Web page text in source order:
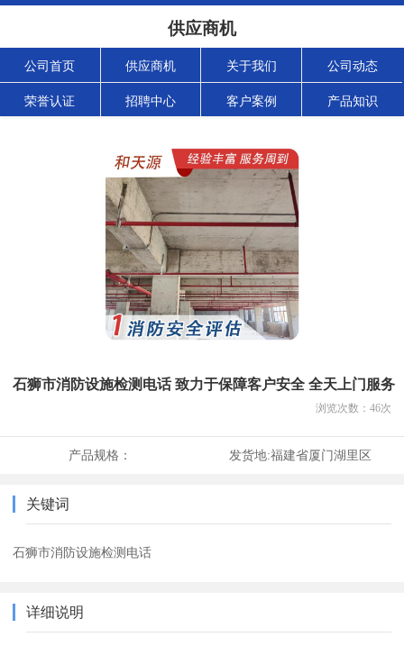
供应商机
公司首页 供应商机 关于我们 公司动态
荣誉认证 招聘中心 客户案例 产品知识
石狮市消防设施检测电话 致力于保障客户安全 全天上门服务
浏览次数： 46次
产品规格： 发货地:福建省厦门湖里区
关键词
石狮市消防设施检测电话
详细说明